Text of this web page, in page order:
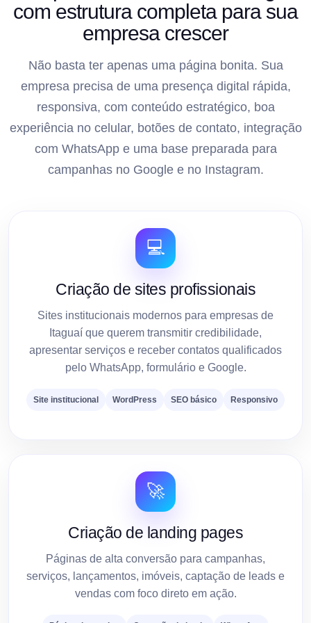
com estrutura completa para sua
empresa crescer
Não basta ter apenas uma página bonita. Sua
empresa precisa de uma presença digital rápida,
responsiva, com conteúdo estratégico, boa
experiência no celular, botões de contato, integração
com WhatsApp e uma base preparada para
campanhas no Google e no Instagram.
💻
Criação de sites profissionais
Sites institucionais modernos para empresas de
Itaguaí que querem transmitir credibilidade,
apresentar serviços e receber contatos qualificados
pelo WhatsApp, formulário e Google.
Site institucional WordPress SEO básico Responsivo
🚀
Criação de landing pages
Páginas de alta conversão para campanhas,
serviços, lançamentos, imóveis, captação de leads e
vendas com foco direto em ação.